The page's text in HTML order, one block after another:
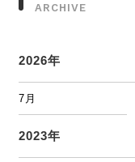
ARCHIVE
2026年
7月
2023年